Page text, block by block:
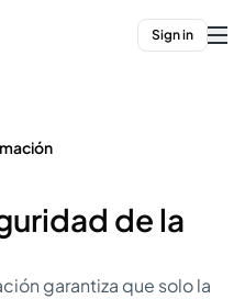
Sign in
de la
garantiza que solo la